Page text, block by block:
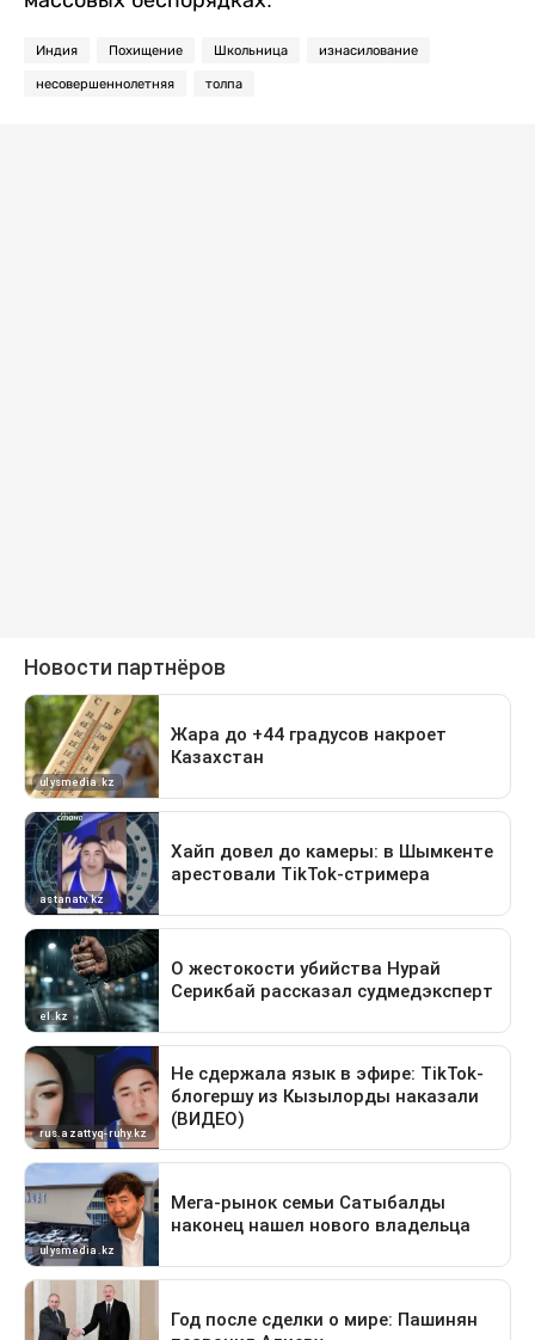
Индия Похищение Школьница изнасилование
несовершеннолетняя толпа